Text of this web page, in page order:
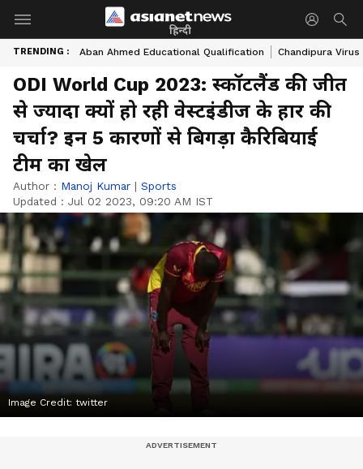
हिन्दी
TRENDING : Aban Ahmed Educational Qualification Chandipura
ODI World Cup 2023: स्कॉटलैंड की जीत
से ज्यादा क्यों हो रही वेस्टइंडीज के हार की
चर्चा? इन 5 कारणों से बिगड़ा कैरिबियाई
टीम का खेल
Author : Manoj Kumar | Sports
Updated : Jul 02 2023, 09:20 AM IST
Image Credit: twitter